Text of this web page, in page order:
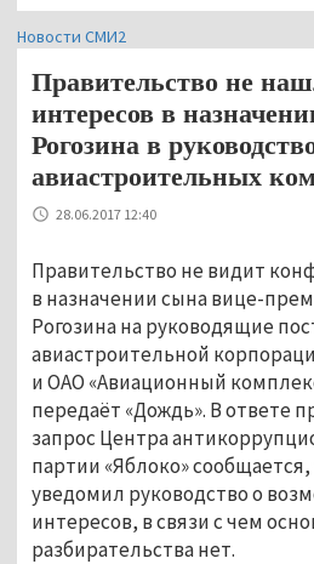
Новости СМИ2
Правительство не
интересов в
Рогозина в
авиастроительных
28.06.2017 12:40
Правительство не видит
в назначении сына вице-
Рогозина на руководящие
авиастроительной
и ОАО «Авиационный
передаёт «Дождь». В ответе
запрос Центра
партии «Яблоко» сообщается,
уведомил руководство о
интересов, в связи с чем
разбирательства нет.